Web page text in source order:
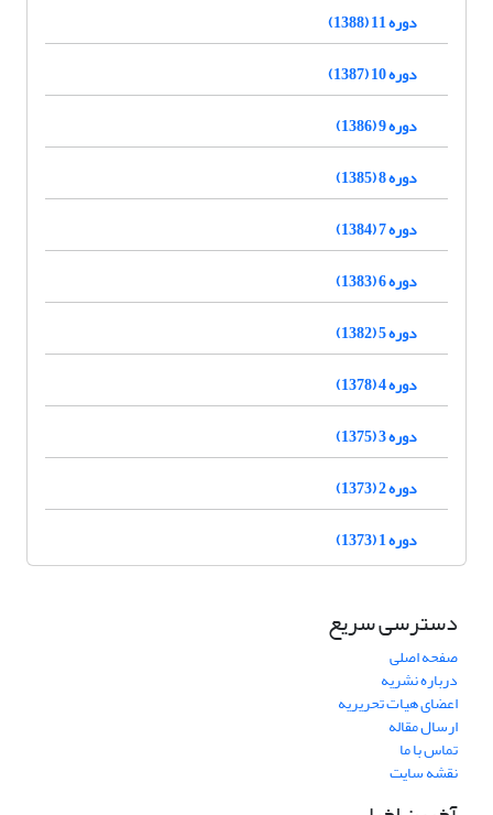
دوره 11 (1388)
دوره 10 (1387)
دوره 9 (1386)
دوره 8 (1385)
دوره 7 (1384)
دوره 6 (1383)
دوره 5 (1382)
دوره 4 (1378)
دوره 3 (1375)
دوره 2 (1373)
دوره 1 (1373)
دسترسی سریع
صفحه اصلی
درباره نشریه
اعضای هیات تحریریه
ارسال مقاله
تماس با ما
نقشه سایت